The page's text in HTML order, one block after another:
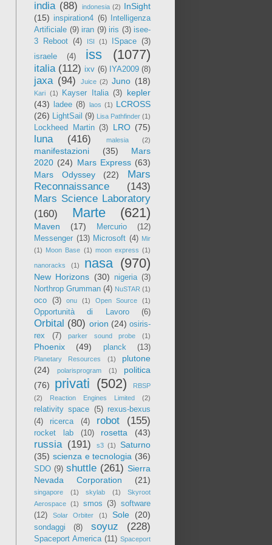
india (88) indonesia (2) InSight
(15) inspiration4 (6)
Intelligenza
Artificiale (9) iran (9) iris (3) isee-
3 Reboot (4) ISI (1) ISpace (3)
israele
(4) iss (1077)
italia (112) ixv (6) IYA2009 (8)
jaxa (94) Juice (2) Juno (18)
Kari (1) Kayser Italia (3)
kepler
(43)
ladee (8) laos (1) LCROSS
(26) LightSail (9) Lisa Pathfinder (1)
Lockheed Martin (3) LRO (75)
luna (416) malesia (2)
manifestazioni (35)
Mars
2020 (24) Mars Express (63)
Mars Odyssey
(22)
Mars
Reconnaissance
(143)
Mars Science Laboratory
(160)
Marte (621)
Maven (17) Mercurio
(12)
Messenger (13) Microsoft (4) Mir
(1) Moon Base (1) moon express (1)
nanoracks (1) nasa (970)
New Horizons (30) nigeria (3)
Northrop Grumman (4) NuSTAR (1)
oco (3) onu (1) Open Source (1)
Opportunità di Lavoro (6)
Orbital (80) orion (24) osiris-
rex
(7) parker sound probe (1)
Phoenix (49) planck (13)
Planetary Resources (1)
plutone
(24)
polarisprogram (1)
politica
(76)
privati (502)
RBSP
(2)
Reaction Engines Limited (2)
relativity space (5) rexus-bexus
(4)
ricerca (4) robot (155)
rocket lab (10) rosetta (43)
russia (191) s3 (1)
Saturno
(35) scienza e tecnologia (36)
SDO (9) shuttle (261) Sierra
Nevada Corporation
(21)
singapore (1) skylab (1)
Skyroot
Aerospace (1) smos (3) software
(12)
Solar Orbiter (1) Sole (20)
sondaggi (8) soyuz (228)
Spaceport America (11) Spaceport